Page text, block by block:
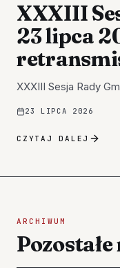
XXXIII
23 lipca
XXXIII Sesja Rady
23 LIPCA 2026
CZYTAJ DALEJ
ARCHIWUM